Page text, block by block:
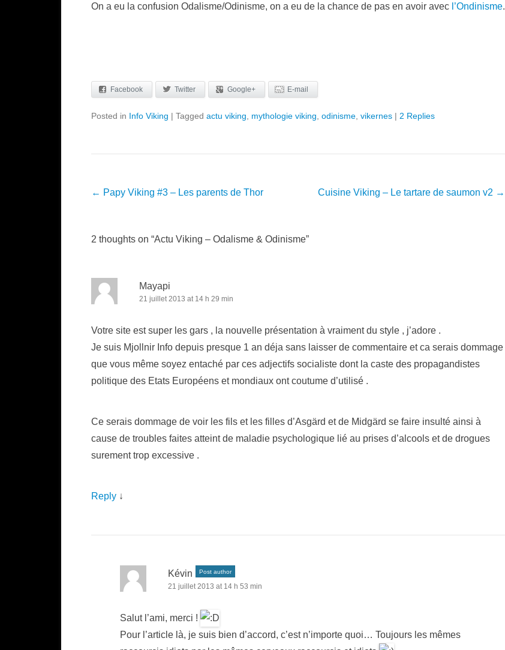
On a eu la confusion Odalisme/Odinisme, on a eu de la chance de pas en avoir avec l’Ondinisme.
Facebook Twitter Google+ E-mail
Posted in Info Viking | Tagged actu viking mythologie viking odinisme vikernes | 2 Replies
Post navigation
← Papy Viking #3 – Les parents de Thor Cuisine Viking – Le tartare de saumon v2 →
2 thoughts on “Actu Viking – Odalisme & Odinisme”
Mayapi
21 juillet 2013 at 14 h 29 min
Votre site est super les gars , la nouvelle présentation à vraiment du style , j’adore .
Je suis Mjollnir Info depuis presque 1 an déja sans laisser de commentaire et ca serais dommage
que vous même soyez entaché par ces adjectifs socialiste dont la caste des propagandistes
politique des Etats Européens et mondiaux ont coutume d’utilisé .
Ce serais dommage de voir les fils et les filles d’Asgärd et de Midgärd se faire insulté ainsi à
cause de troubles faites atteint de maladie psychologique lié au prises d’alcools et de drogues
surement trop excessive .
Reply ↓
Kévin Post author
21 juillet 2013 at 14 h 53 min
Salut l’ami, merci !
Pour l’article là, je suis bien d’accord, c’est n’importe quoi… Toujours les mêmes